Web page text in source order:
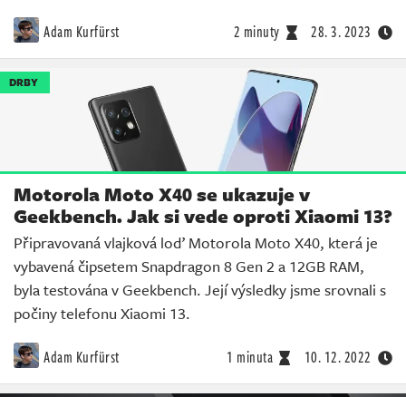
Adam Kurfürst 2 minuty 28. 3. 2023
DRBY
Motorola Moto X40 se ukazuje v
Geekbench. Jak si vede oproti Xiaomi 13?
Připravovaná vlajková loď Motorola Moto X40, která je
vybavená čipsetem Snapdragon 8 Gen 2 a 12GB RAM,
byla testována v Geekbench. Její výsledky jsme srovnali s
počiny telefonu Xiaomi 13.
Adam Kurfürst 1 minuta 10. 12. 2022